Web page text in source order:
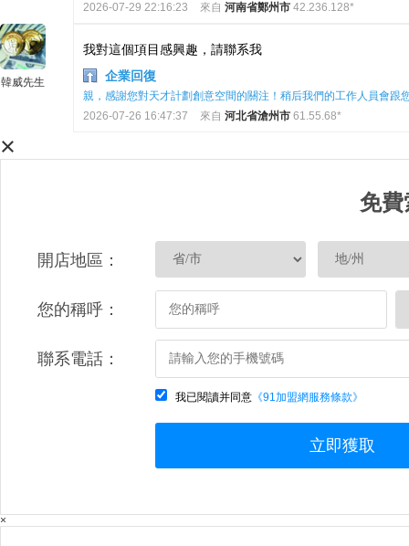
2026-07-29 22:16:23
來自 河南省鄭州市 42.236.128*
韓威先生
我對這個項目感興趣，請聯系我
企業回復
親，感謝您對天才計劃創意空間的關注！稍后我們的工作人員會跟
2026-07-26 16:47:37
來自 河北省滄州市 61.55.68*
×
免費
開店地區：
您的稱呼：
聯系電話：
我已閱讀并同意 《91加盟網服務條款》
立即獲取
×